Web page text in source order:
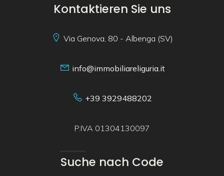
Kontaktieren Sie uns
Via Genova, 80 - Albenga (SV)
info@immobiliareliguria.it
+39 3929488202
P.IVA 01304130097
Suche nach Code